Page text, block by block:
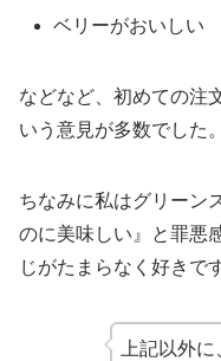
ベリーがおいしい
などなど、初めての注
いう意見が多数でした。
ちなみに私はグリーン
のに美味しい』と罪悪
じがたまらなく好きで
上記以外